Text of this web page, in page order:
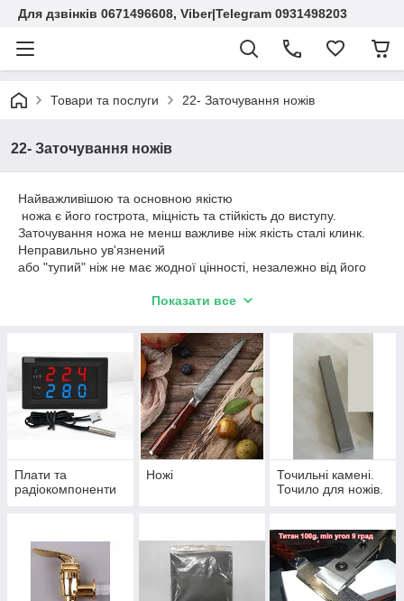
Для дзвінків 0671496608, Viber|Telegram 0931498203
Товари та послуги 22- Заточування ножів
22- Заточування ножів
Найважливішою та основною якістю
ножа є його гострота, міцність та стійкість до виступу.
Заточування ножа не менш важливе ніж якість сталі клинк.
Неправильно ув'язнений
або "тупий" ніж не має жодної цінності, незалежно від його
твердості міцності та ін.Показати все
Плати та
радіокомпоненти
Ножі
Точильні камені.
Точило для ножів.